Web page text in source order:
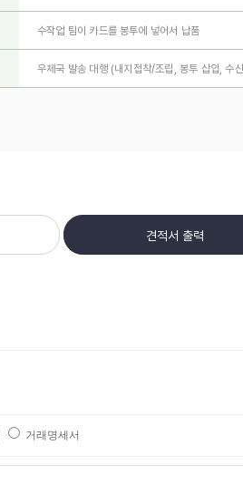
수작업 팀이 카드를 봉투에 넣어서 납품
우체국 발송 대행 (내지접착/조립, 봉투 삽입, 수
견적서 출력
거래명세서